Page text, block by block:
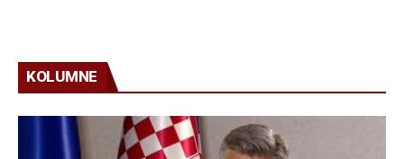
KOLUMNE